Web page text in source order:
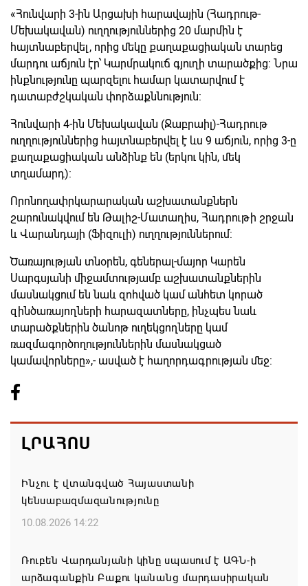
«Հունվարի 3-ին Արցախի հարավային (Հադրութ-
Մեխակավան) ուղղություններից 20 մարմին է
հայտնաբերվել, որից մեկը քաղաքացիական տարեց
մարդու աճյուն էր՝ Կարմրակուճ գյուղի տարածքից: Նրա
ինքնությունը պարզելու համար կատարվում է
դատաբժշկական փորձաքննություն:
Հունվարի 4-ին Մեխակավան (Ջաբրաիլ)-Հադրութ
ուղղություններից հայտնաբերվել է ևս 9 աճյուն, որից 3-ը
քաղաքացիական անձինք են (երկու կին, մեկ
տղամարդ):
Որոնողափրկարարական աշխատանքներն
շարունակվում են Թալիշ-Մատաղիս, Հադրութի շրջան
և Վարանդայի (Ֆիզուլի) ուղղություններում:
Ծառայության տնօրեն, գեներալ-մայոր Կարեն
Սարգսյանի միջամտությամբ աշխատանքներին
մասնակցում են նաև զոհված կամ անհետ կորած
զինծառայողների հարազատները, ինչպես նաև
տարածքներին ծանոթ ուղեկցողները կամ
ռազմագործողություններին մասնակցած
կամավորները»,- ասված է հաղորդագրության մեջ:
ԼՐԱՀՈՍ
Ինչու է վտանգված Հայաստանի
կենսաբազմազանությունը
10.08.2026 14:22
Ռուբեն Վարդանյանի կինը սպասում է ԱԳՆ-ի
արձագանքին Բաքու կանանց մարդասիրական